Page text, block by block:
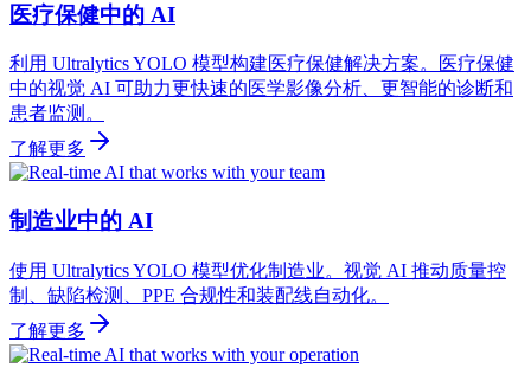
医疗保健中的 AI
利用 Ultralytics YOLO 模型构建医疗保健解决方案。医疗保健
中的视觉 AI 可助力更快速的医学影像分析、更智能的诊断和
患者监测。
了解更多
制造业中的 AI
使用 Ultralytics YOLO 模型优化制造业。视觉 AI 推动质量控
制、缺陷检测、PPE 合规性和装配线自动化。
了解更多